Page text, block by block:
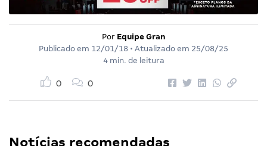
Por Equipe Gran
Publicado em 12/01/18 • Atualizado em 25/08/25
4 min. de leitura
0 0
Notícias recomendadas